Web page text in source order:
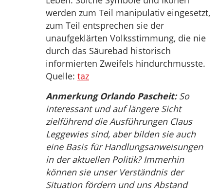
werden zum Teil manipulativ eingesetzt,
zum Teil entsprechen sie der
unaufgeklärten Volksstimmung, die nie
durch das Säurebad historisch
informierten Zweifels hindurchmusste.
Quelle: taz
Anmerkung Orlando Pascheit:So
interessant und auf längere Sicht
zielführend die Ausführungen Claus
Leggewies sind, aber bilden sie auch
eine Basis für Handlungsanweisungen
in der aktuellen Politik? Immerhin
können sie unser Verständnis der
Situation fördern und uns Abstand